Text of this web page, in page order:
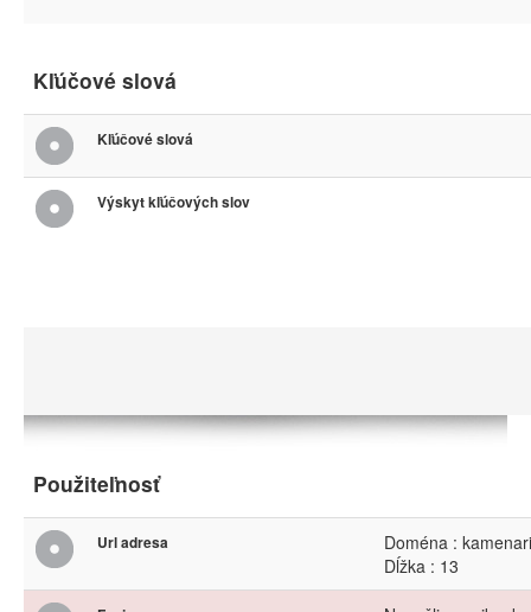
Kľúčové slová
Kľúčové slová
Výskyt kľúčových slov
Použiteľnosť
Url adresa
Doména :
Dĺžka : 13